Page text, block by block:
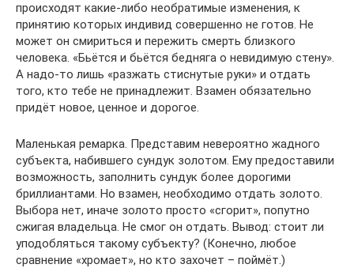
происходят какие-либо необратимые изменения, к
принятию которых индивид совершенно не готов. Не
может он смириться и пережить смерть близкого
человека. «Бьётся и бьётся бедняга о невидимую стену».
А надо-то лишь «разжать стиснутые руки» и отдать
того, кто тебе не принадлежит. Взамен обязательно
придёт новое, ценное и дорогое.
Маленькая ремарка. Представим невероятно жадного
субъекта, набившего сундук золотом. Ему предоставили
возможность, заполнить сундук более дорогими
бриллиантами. Но взамен, необходимо отдать золото.
Выбора нет, иначе золото просто «сгорит», попутно
сжигая владельца. Не смог он отдать. Вывод: стоит ли
уподобляться такому субъекту? (Конечно, любое
сравнение «хромает», но кто захочет – поймёт.)